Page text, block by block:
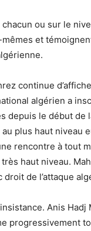
ou sur le
et
continue
algérien a
depuis le début de
plus haut niveau
rencontre à tout
haut niveau.
de l’attaque
Anis Hadj
progressivement